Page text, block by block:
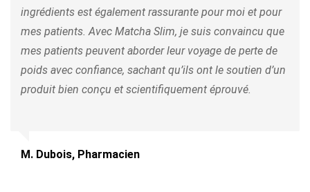
ingrédients est également rassurante pour moi et pour
mes patients. Avec Matcha Slim, je suis convaincu que
mes patients peuvent aborder leur voyage de perte de
poids avec confiance, sachant qu’ils ont le soutien d’un
produit bien conçu et scientifiquement éprouvé.
M. Dubois, Pharmacien